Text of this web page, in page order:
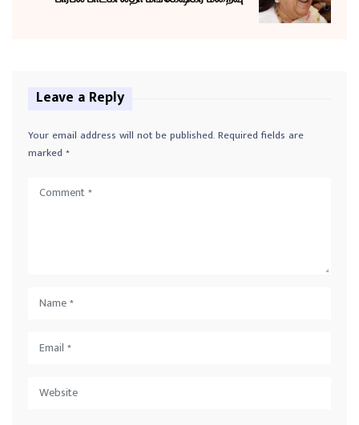
Leave a Reply
Your email address will not be published.Required fields are
marked *